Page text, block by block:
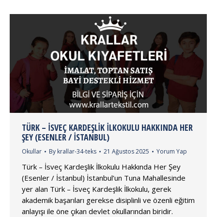
TÜRK – İSVEÇ KARDEŞLIK İLKOKULU HAKKINDA HER
ŞEY (ESENLER / İSTANBUL)
Okullar By krallar-34-teks 21 Ağustos 2025 Yorum Yap
Türk – İsveç Kardeşlik İlkokulu Hakkında Her Şey
(Esenler / İstanbul) İstanbul’un Tuna Mahallesinde
yer alan Türk – İsveç Kardeşlik İlkokulu, gerek
akademik başarıları gerekse disiplinli ve özenli eğitim
anlayışı ile öne çıkan devlet okullarından biridir.